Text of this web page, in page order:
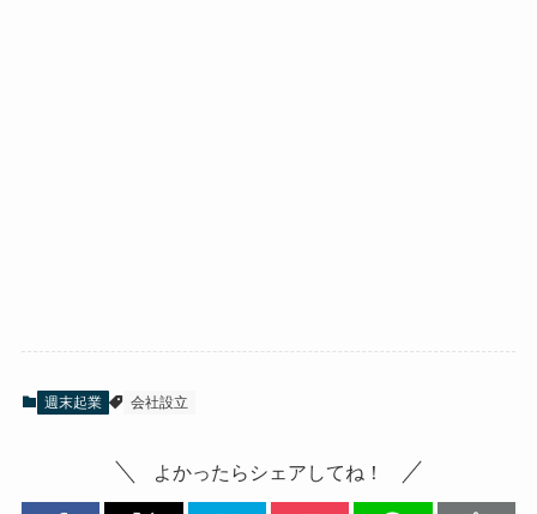
週末起業 会社設立
よかったらシェアしてね！